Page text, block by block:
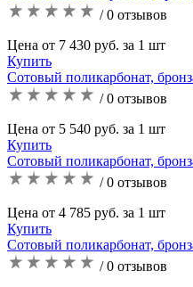
/ 0 отзывов
Цена от 7 430 руб. за 1 шт
Купить
Сотовый поликарбонат,
/ 0 отзывов
Цена от 5 540 руб. за 1 шт
Купить
Сотовый поликарбонат,
/ 0 отзывов
Цена от 4 785 руб. за 1 шт
Купить
Сотовый поликарбонат,
/ 0 отзывов